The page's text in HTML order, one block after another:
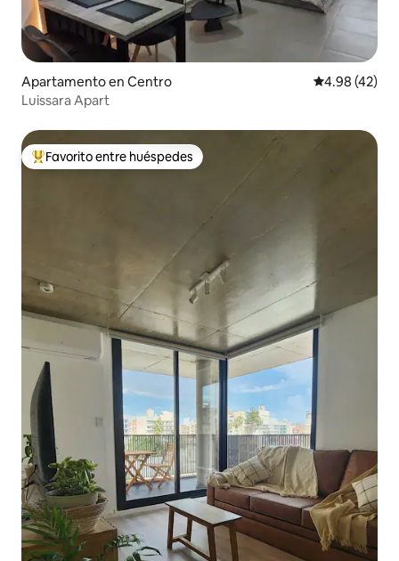
Apartamento en Centro Calificación
4.98 (42)
Luissara Apart
Favorito entre huéspedes preferido
Favorito entre huéspedes